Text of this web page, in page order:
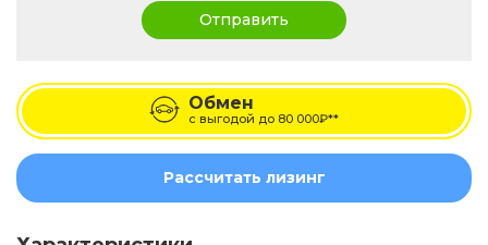
Отправить
Обмен
с выгодой до 80 000₽**
Рассчитать лизинг